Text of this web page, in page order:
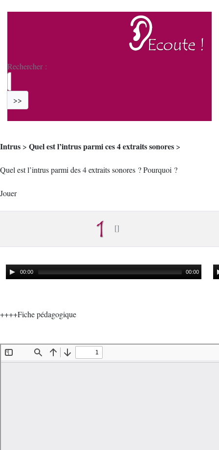
Rechercher :
>>
Intrus > Quel est l’intrus parmi ces 4 extraits sonores >
Quel est l’intrus parmi des 4 extraits sonores ? Pourquoi ?
Jouer
00:00 00:00
++++Fiche pédagogique